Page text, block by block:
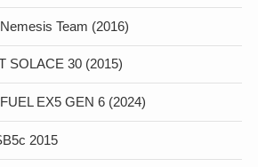
Team (2016)
SOLACE 30 (2015)
EX5 GEN 6 (2024)
2015